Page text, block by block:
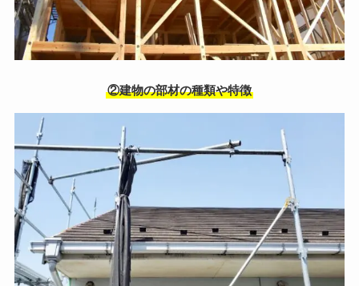
②建物の部材の種類や特徴